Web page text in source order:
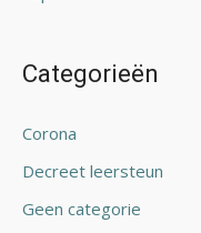
Categorieën
Corona
Decreet leersteun
Geen categorie